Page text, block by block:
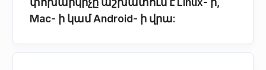
Mac- ի կամ Android- ի վրա: